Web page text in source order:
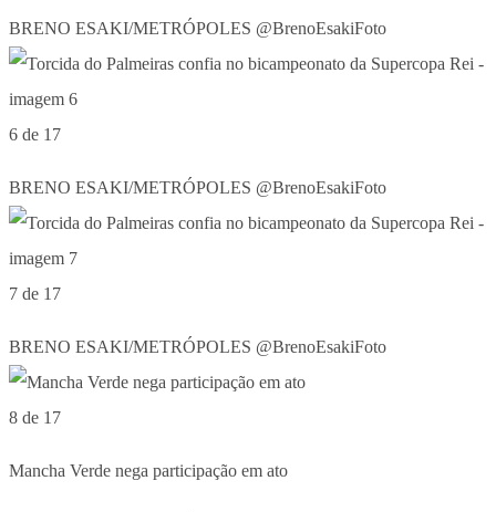
BRENO ESAKI/METRÓPOLES @BrenoEsakiFoto
6 de 17
BRENO ESAKI/METRÓPOLES @BrenoEsakiFoto
7 de 17
BRENO ESAKI/METRÓPOLES @BrenoEsakiFoto
8 de 17
Mancha Verde nega participação em ato